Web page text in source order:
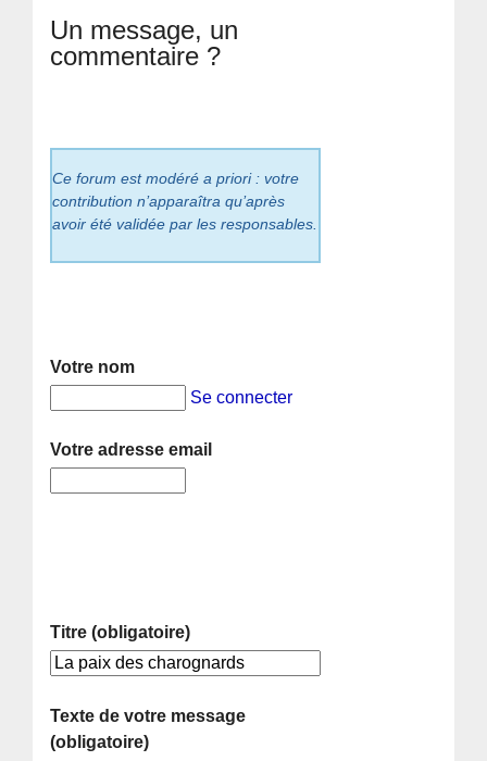
Un message, un
commentaire ?
Ce forum est modéré a priori : votre
contribution n’apparaîtra qu’après
avoir été validée par les responsables.
Votre nom
Se connecter
Votre adresse email
Titre (obligatoire)
Texte de votre message
(obligatoire)